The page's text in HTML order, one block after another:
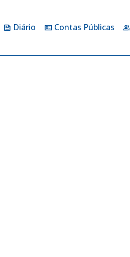
feed Diário price_change Contas Públicas group